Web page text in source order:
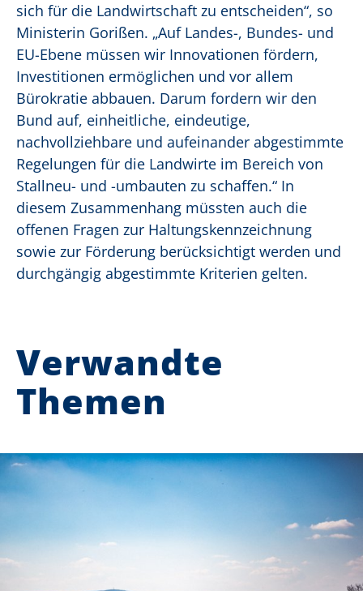
sich für die Landwirtschaft zu entscheiden“, so
Ministerin Gorißen. „Auf Landes-, Bundes- und
EU-Ebene müssen wir Innovationen fördern,
Investitionen ermöglichen und vor allem
Bürokratie abbauen. Darum fordern wir den
Bund auf, einheitliche, eindeutige,
nachvollziehbare und aufeinander abgestimmte
Regelungen für die Landwirte im Bereich von
Stallneu- und -umbauten zu schaffen.“ In
diesem Zusammenhang müssten auch die
offenen Fragen zur Haltungskennzeichnung
sowie zur Förderung berücksichtigt werden und
durchgängig abgestimmte Kriterien gelten.
Verwandte
Themen